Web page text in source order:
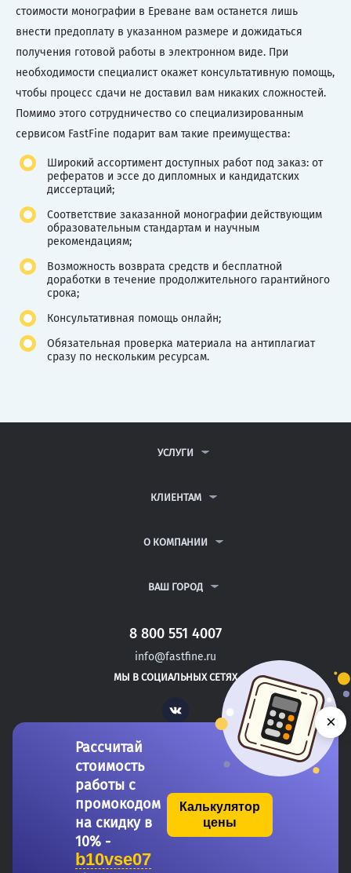
стоимости монографии в Ереване вам останется лишь
внести предоплату в указанном размере и дожидаться
получения готовой работы в электронном виде. При
необходимости специалист окажет консультативную помощь,
чтобы процесс сдачи не доставил вам никаких сложностей.
Помимо этого сотрудничество со специализированным
сервисом FastFine подарит вам такие преимущества:
Широкий ассортимент доступных работ под заказ: от
рефератов и эссе до дипломных и кандидатских
диссертаций;
Соответствие заказанной монографии действующим
образовательным стандартам и научным
рекомендациям;
Возможность возврата средств и бесплатной
доработки в течение продолжительного гарантийного
срока;
Консультативная помощь онлайн;
Обязательная проверка материала на антиплагиат
сразу по нескольким ресурсам.
УСЛУГИ
ДИПЛОМНЫЕ РАБОТЫ
РЕФЕРАТЫ
КЛИЕНТАМ
ВОПРОСЫ И ОТВЕТЫ
ПОЛИТИКА КОНФИДЕНЦИАЛЬНОСТИ
О КОМПАНИИ
КОНТАКТЫ
ВАШ ГОРОД
САНКТ-ПЕТЕРБУРГ
ДУШАНБЕ
ГОЛИЦЫНО
8 800 551 4007
info@fastfine.ru
МЫ В СОЦИАЛЬНЫХ СЕТЯХ
Vk
Copyright 2011-2026 FastFine.ru
Рассчитай
стоимость
работы с
промокодом
на скидку в
10% -
b10vse07
Калькулятор
цены
×